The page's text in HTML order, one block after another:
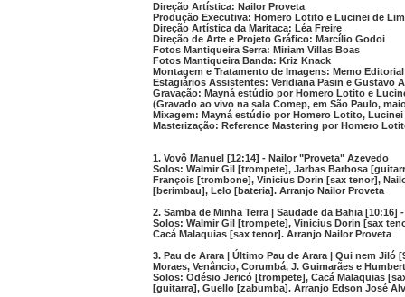
Direção Artística: Nailor Proveta
Produção Executiva: Homero Lotito e Lucinei de
Direção Artística da Maritaca: Léa Freire
Direção de Arte e Projeto Gráfico: Marcílio Godoi
Fotos Mantiqueira Serra: Miriam Villas Boas
Fotos Mantiqueira Banda: Kriz Knack
Montagem e Tratamento de Imagens: Memo Editorial
Estagiários Assistentes: Veridiana Pasin e Gustavo
Gravação: Mayná estúdio por Homero Lotito e
(Gravado ao vivo na sala Comep, em São Paulo,
Mixagem: Mayná estúdio por Homero Lotito,
Masterização: Reference Mastering por Homero
1. Vovô Manuel [12:14] - Nailor "Proveta" Azevedo
Solos: Walmir Gil [trompete], Jarbas Barbosa
François [trombone], Vinicius Dorin [sax tenor],
[berimbau], Lelo [bateria]. Arranjo Nailor Proveta
2. Samba de Minha Terra | Saudade da Bahia [10:16]
Solos: Walmir Gil [trompete], Vinicius Dorin [sax
Cacá Malaquias [sax tenor]. Arranjo Nailor Proveta
3. Pau de Arara | Último Pau de Arara | Qui nem Jiló
Moraes, Venâncio, Corumbá, J. Guimarães e
Solos: Odésio Jericó [trompete], Cacá Malaquias
[guitarra], Guello [zabumba]. Arranjo Edson José